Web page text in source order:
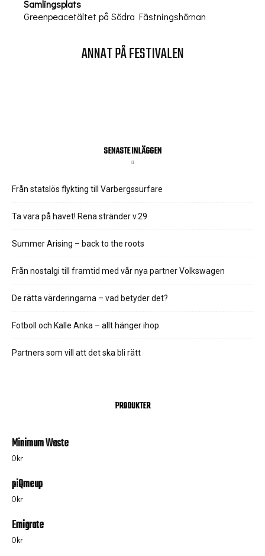
Samlingsplats
Greenpeacetältet på Södra Fästningshörnan
ANNAT PÅ FESTIVALEN
SENASTE INLÄGGEN
Från statslös flykting till Varbergssurfare
Ta vara på havet! Rena stränder v.29
Summer Arising – back to the roots
Från nostalgi till framtid med vår nya partner Volkswagen
De rätta värderingarna – vad betyder det?
Fotboll och Kalle Anka – allt hänger ihop.
Partners som vill att det ska bli rätt
PRODUKTER
Minimum Waste
0kr
piQmeup
0kr
Emigrate
0kr